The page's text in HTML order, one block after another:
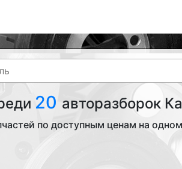
20 авторазборок
по доступным ценам на